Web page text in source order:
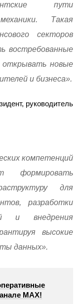
пути
Такая
секторов
востребованные
открывать новые
и бизнеса».
руководитель
компетенций
формировать
для
разработки
и внедрения
высокие
данных».
МАХ!